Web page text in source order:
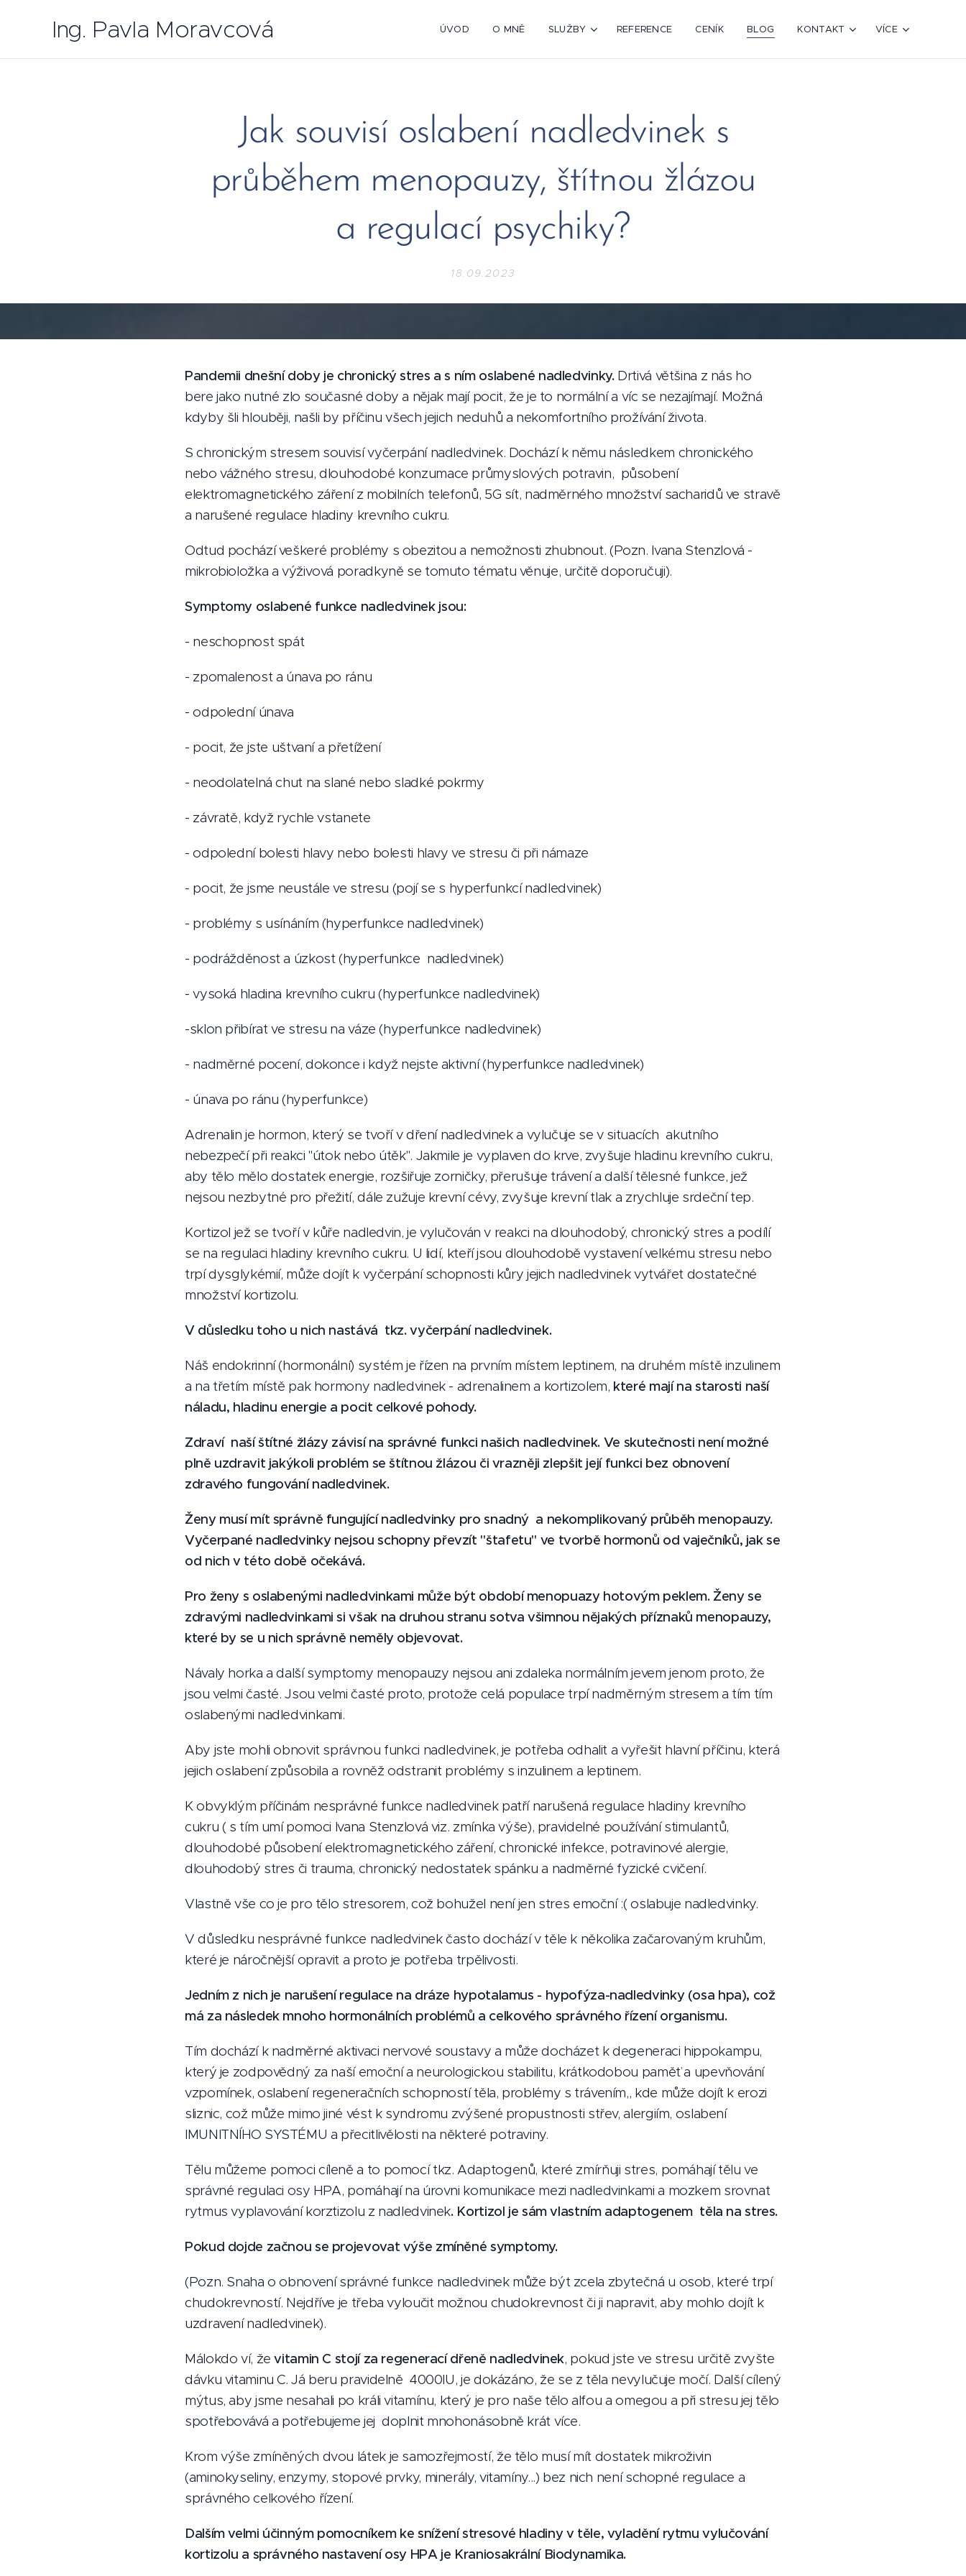
Ing. Pavla Moravcová ÚVOD O MNĚ SLUŽBY REFERENCE CENÍK BLOG KONTAKT VÍCE
Jak souvisí oslabení nadledvinek s
průběhem menopauzy, štítnou žlázou
a regulací psychiky?
18.09.2023
Pandemii dnešní doby je chronický stres a s ním oslabené nadledvinky.Drtivá většina z nás ho
bere jako nutné zlo současné doby a nějak mají pocit, že je to normální a víc se nezajímají. Možná
kdyby šli hlouběji, našli by příčinu všech jejich neduhů a nekomfortního prožívání života.
S chronickým stresem souvisí vyčerpání nadledvinek. Dochází k němu následkem chronického
nebo vážného stresu, dlouhodobé konzumace průmyslových potravin, působení
elektromagnetického záření z mobilních telefonů, 5G sít, nadměrného množství sacharidů ve stravě
a narušené regulace hladiny krevního cukru.
Odtud pochází veškeré problémy s obezitou a nemožnosti zhubnout. (Pozn. Ivana Stenzlová -
mikrobioložka a výživová poradkyně se tomuto tématu věnuje, určitě doporučuji).
Symptomy oslabené funkce nadledvinek jsou:
- neschopnost spát
- zpomalenost a únava po ránu
- odpolední únava
- pocit, že jste uštvaní a přetížení
- neodolatelná chut na slané nebo sladké pokrmy
- závratě, když rychle vstanete
- odpolední bolesti hlavy nebo bolesti hlavy ve stresu či při námaze
- pocit, že jsme neustále ve stresu (pojí se s hyperfunkcí nadledvinek)
- problémy s usínáním (hyperfunkce nadledvinek)
- podrážděnost a úzkost (hyperfunkce nadledvinek)
- vysoká hladina krevního cukru (hyperfunkce nadledvinek)
-sklon přibírat ve stresu na váze (hyperfunkce nadledvinek)
- nadměrné pocení, dokonce i když nejste aktivní (hyperfunkce nadledvinek)
- únava po ránu (hyperfunkce)
Adrenalin je hormon, který se tvoří v dření nadledvinek a vylučuje se v situacích akutního
nebezpečí při reakci "útok nebo útěk". Jakmile je vyplaven do krve, zvyšuje hladinu krevního cukru,
aby tělo mělo dostatek energie, rozšiřuje zorničky, přerušuje trávení a další tělesné funkce, jež
nejsou nezbytné pro přežití, dále zužuje krevní cévy, zvyšuje krevní tlak a zrychluje srdeční tep.
Kortizol jež se tvoří v kůře nadledvin, je vylučován v reakci na dlouhodobý, chronický stres a podílí
se na regulaci hladiny krevního cukru. U lidí, kteří jsou dlouhodobě vystavení velkému stresu nebo
trpí dysglykémií, může dojít k vyčerpání schopnosti kůry jejich nadledvinek vytvářet dostatečné
množství kortizolu.
V důsledku toho u nich nastává tkz. vyčerpání nadledvinek.
Náš endokrinní (hormonální) systém je řízen na prvním místem leptinem, na druhém místě inzulinem
a na třetím místě pak hormony nadledvinek - adrenalinem a kortizolem, které mají na starosti naší
náladu, hladinu energie a pocit celkové pohody.
Zdraví naší štítné žlázy závisí na správné funkci našich nadledvinek. Ve skutečnosti není možné
plně uzdravit jakýkoli problém se štítnou žlázou či vrazněji zlepšit její funkci bez obnovení
zdravého fungování nadledvinek.
Ženy musí mít správně fungující nadledvinky pro snadný a nekomplikovaný průběh menopauzy.
Vyčerpané nadledvinky nejsou schopny převzít "štafetu" ve tvorbě hormonů od vaječníků, jak se
od nich v této době očekává.
Pro ženy s oslabenými nadledvinkami může být období menopuazy hotovým peklem. Ženy se
zdravými nadledvinkami si však na druhou stranu sotva všimnou nějakých příznaků menopauzy,
které by se u nich správně neměly objevovat.
Návaly horka a další symptomy menopauzy nejsou ani zdaleka normálním jevem jenom proto, že
jsou velmi časté. Jsou velmi časté proto, protože celá populace trpí nadměrným stresem a tím tím
oslabenými nadledvinkami.
Aby jste mohli obnovit správnou funkci nadledvinek, je potřeba odhalit a vyřešit hlavní příčinu, která
jejich oslabení způsobila a rovněž odstranit problémy s inzulinem a leptinem.
K obvyklým příčinám nesprávné funkce nadledvinek patří narušená regulace hladiny krevního
cukru ( s tím umí pomoci Ivana Stenzlová viz. zmínka výše), pravidelné používání stimulantů,
dlouhodobé působení elektromagnetického záření, chronické infekce, potravinové alergie,
dlouhodobý stres či trauma, chronický nedostatek spánku a nadměrné fyzické cvičení.
Vlastně vše co je pro tělo stresorem, což bohužel není jen stres emoční :( oslabuje nadledvinky.
V důsledku nesprávné funkce nadledvinek často dochází v těle k několika začarovaným kruhům,
které je náročnější opravit a proto je potřeba trpělivosti.
Jedním z nich je narušení regulace na dráze hypotalamus - hypofýza-nadledvinky (osa hpa), což
má za následek mnoho hormonálních problémů a celkového správného řízení organismu.
Tím dochází k nadměrné aktivaci nervové soustavy a může docházet k degeneraci hippokampu,
který je zodpovědný za naší emoční a neurologickou stabilitu, krátkodobou paměť a upevňování
vzpomínek, oslabení regeneračních schopností těla, problémy s trávením,, kde může dojít k erozi
sliznic, což může mimo jiné vést k syndromu zvýšené propustnosti střev, alergiím, oslabení
IMUNITNÍHO SYSTÉMU a přecitlivělosti na některé potraviny.
Tělu můžeme pomoci cíleně a to pomocí tkz. Adaptogenů, které zmírňuji stres, pomáhají tělu ve
správné regulaci osy HPA, pomáhají na úrovni komunikace mezi nadledvinkami a mozkem srovnat
rytmus vyplavování korztizolu z nadledvinek. Kortizol je sám vlastním adaptogenem těla na stres.
Pokud dojde začnou se projevovat výše zmíněné symptomy.
(Pozn. Snaha o obnovení správné funkce nadledvinek může být zcela zbytečná u osob, které trpí
chudokrevností. Nejdříve je třeba vyloučit možnou chudokrevnost či ji napravit, aby mohlo dojít k
uzdravení nadledvinek).
Málokdo ví, ževitamin C stojí za regenerací dřeně nadledvinek, pokud jste ve stresu určitě zvyšte
dávku vitaminu C. Já beru pravidelně 4000IU, je dokázáno, že se z těla nevylučuje močí. Další cílený
mýtus, aby jsme nesahali po králi vitamínu, který je pro naše tělo alfou a omegou a při stresu jej tělo
spotřebovává a potřebujeme jej doplnit mnohonásobně krát více.
Krom výše zmíněných dvou látek je samozřejmostí, že tělo musí mít dostatek mikroživin
(aminokyseliny, enzymy, stopové prvky, minerály, vitamíny...) bez nich není schopné regulace a
správného celkového řízení.
Dalším velmi účinným pomocníkem ke snížení stresové hladiny v těle, vyladění rytmu vylučování
kortizolu a správného nastavení osy HPA je Kraniosakrální Biodynamika.